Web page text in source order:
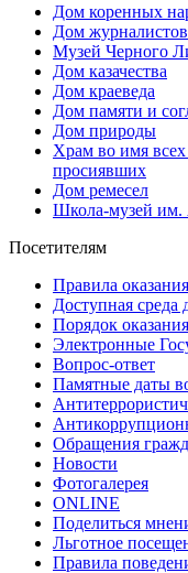
Дом коренных
Дом журналистов
Музей Черного
Дом казачества
Дом краеведа
Дом памяти и
Дом природы
Храм во имя
просиявших
Дом ремесел
Школа-музей им.
Посетителям
Правила
Доступная
Порядок
Электронные
Вопрос-ответ
Памятные даты
Обращения
Новости
Фотогалерея
ONLINE
Поделиться
Льготное
Правила